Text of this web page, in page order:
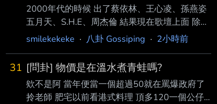
2000年代的時候 出了蔡依林、王心凌、孫燕姿
五月天、S.H.E、周杰倫 結果現在歌壇上面 除了
金曲獎幾個新人 偶爾有幾首不錯的歌曲以外 就
現在的歌壇是出了什麼問題？ ----- Sent from
JPTT on my iPhone -- 芒果醬？
smilekekeke · 八卦 Gossiping · 2小時前
31 [問卦] 物價是在溫水煮青蛙嗎?
欸不是阿 當年便當一個超過50就在罵爆政府了
拎老師 肥宅以前看港式料理 頂多120一個公仔